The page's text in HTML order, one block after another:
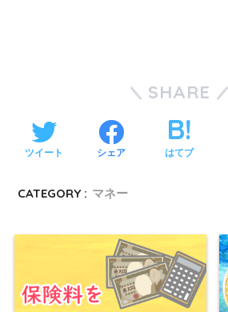
SHARE
ツイート シェア はてブ
CATEGORY : マネー